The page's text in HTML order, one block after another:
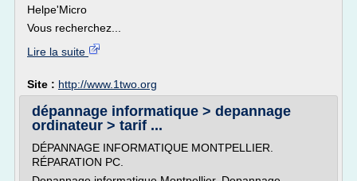
Helpe'Micro
Vous recherchez...
Lire la suite
Site : http://www.1two.org
dépannage informatique > depannage
ordinateur > tarif ...
DÉPANNAGE INFORMATIQUE MONTPELLIER.
RÉPARATION PC.